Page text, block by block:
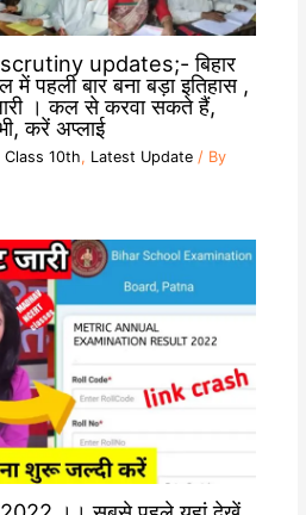
updates;- बिहार
में पहली बार बना बड़ा इतिहास ,
। कल से करवा सकते हैं,
करें अप्लाई
Class 10th, Latest Update/ By